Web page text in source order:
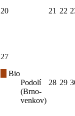
20 21 22
27
Bio
Podolí
(Brno-
venkov)
28 29